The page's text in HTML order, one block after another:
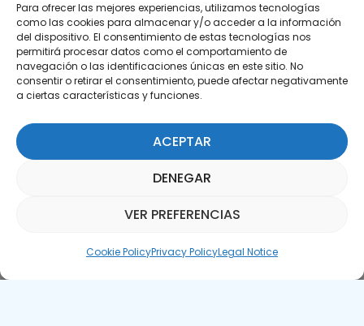
Para ofrecer las mejores experiencias, utilizamos tecnologías
como las cookies para almacenar y/o acceder a la información
del dispositivo. El consentimiento de estas tecnologías nos
permitirá procesar datos como el comportamiento de
navegación o las identificaciones únicas en este sitio. No
consentir o retirar el consentimiento, puede afectar negativamente
a ciertas características y funciones.
ACEPTAR
DENEGAR
VER PREFERENCIAS
Cookie PolicyPrivacy PolicyLegal Notice
Subscribe to our Newsletter
SUBSCRIBE HERE